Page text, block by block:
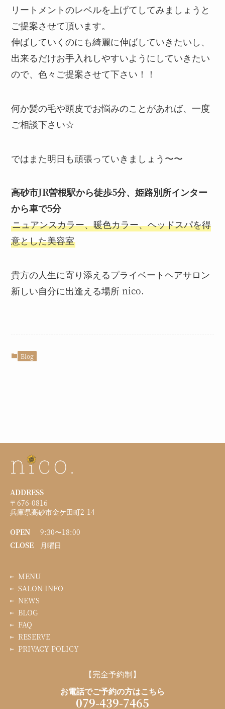
リートメントのレベルを上げてしてみましょうと
ご提案させて頂います。
伸ばしていくのにも綺麗に伸ばしていきたいし、
出来るだけお手入れしやすいようにしていきたい
ので、色々ご提案させて下さい！！
何か髪の毛や頭皮でお悩みのことがあれば、一度
ご相談下さい☆
ではまた明日も頑張っていきましょう〜〜
高砂市JR曽根駅から徒歩5分、姫路別所インター
から車で5分
ニュアンスカラー、暖色カラー、ヘッドスパを得
意とした美容室
貴方の人生に寄り添えるプライベートヘアサロン
新しい自分に出逢える場所 nico.
Blog
ADDRESS
〒676-0816
兵庫県高砂市金ケ田町2-14
OPEN
9:30〜18:00
CLOSE
月曜日
MENU
SALON INFO
NEWS
BLOG
FAQ
RESERVE
PRIVACY POLICY
【完全予約制】
お電話でご予約の方はこちら
079-439-7465